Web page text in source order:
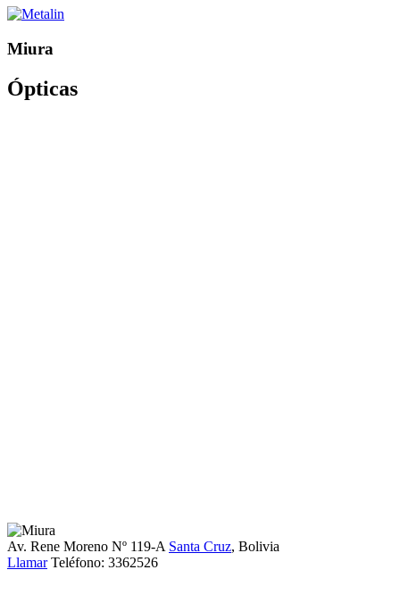
Miura
Ópticas
Av. Rene Moreno Nº 119-A Santa Cruz, Bolivia
Llamar Teléfono: 3362526